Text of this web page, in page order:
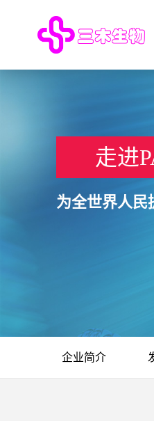
走进
为全世界人民
企业简介